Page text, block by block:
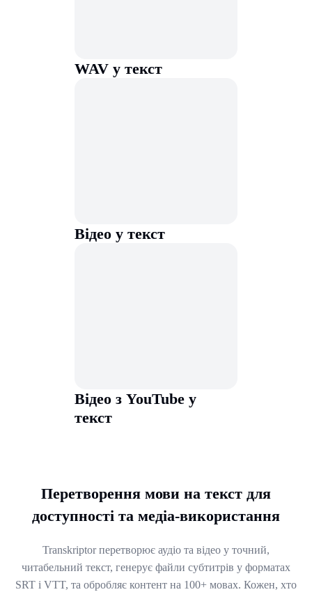
WAV у текст
Відео у текст
Відео з YouTube у
текст
Перетворення мови на текст для
доступності та медіа-використання
Transkriptor перетворює аудіо та відео у точний,
читабельний текст, генерує файли субтитрів у форматах
SRT і VTT, та обробляє контент на 100+ мовах. Кожен, хто